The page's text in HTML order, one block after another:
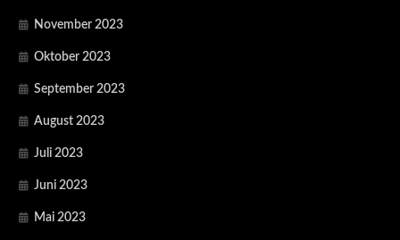
November 2023
Oktober 2023
September 2023
August 2023
Juli 2023
Juni 2023
Mai 2023